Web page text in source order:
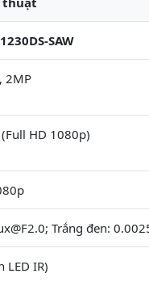
SAW
2MP
HD 1080p)
Trắng đen:
LED IR)